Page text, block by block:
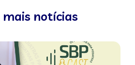
mais notícias